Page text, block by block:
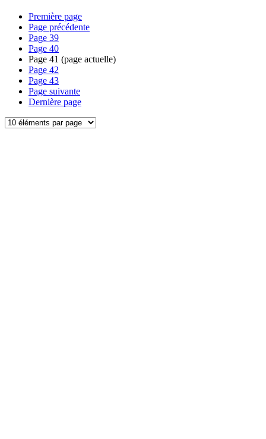
Première page
Page précédente
Page 39
Page 40
Page 41 (page actuelle)
Page 42
Page 43
Page suivante
Dernière page